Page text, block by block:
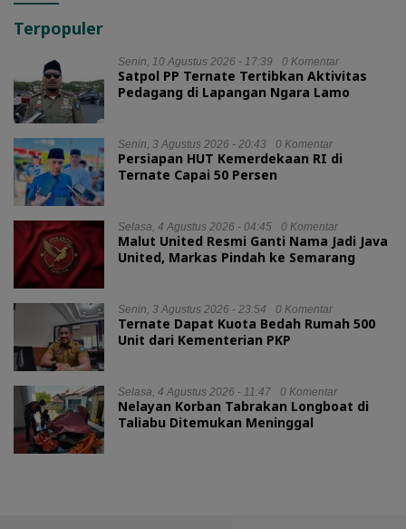
Terpopuler
Senin, 10 Agustus 2026 - 17:39 0 Komentar
Satpol PP Ternate Tertibkan Aktivitas
Pedagang di Lapangan Ngara Lamo
Senin, 3 Agustus 2026 - 20:43 0 Komentar
Persiapan HUT Kemerdekaan RI di
Ternate Capai 50 Persen
Selasa, 4 Agustus 2026 - 04:45 0 Komentar
Malut United Resmi Ganti Nama Jadi Java
United, Markas Pindah ke Semarang
Senin, 3 Agustus 2026 - 23:54 0 Komentar
Ternate Dapat Kuota Bedah Rumah 500
Unit dari Kementerian PKP
Selasa, 4 Agustus 2026 - 11:47 0 Komentar
Nelayan Korban Tabrakan Longboat di
Taliabu Ditemukan Meninggal